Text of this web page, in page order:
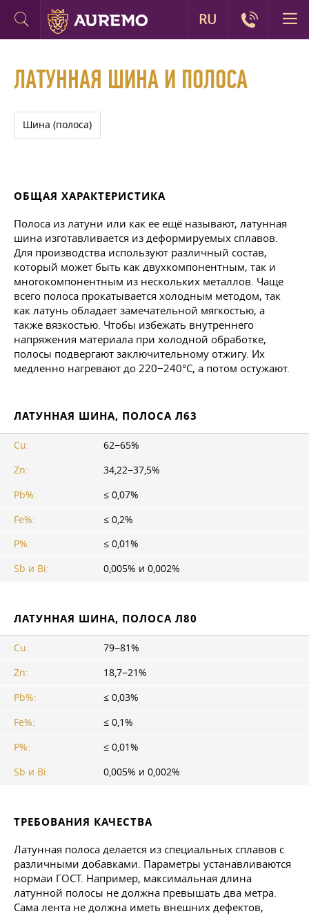
ЛАТУННАЯ ШИНА И ПОЛОСА
Шина (полоса)
ОБЩАЯ ХАРАКТЕРИСТИКА
Полоса из латуни или как ее ещё называют, латунная
шина изготавливается из деформируемых сплавов.
Для производства используют различный состав,
который может быть как двухкомпонентным, так и
многокомпонентным из нескольких металлов. Чаще
всего полоса прокатывается холодным методом, так
как латунь обладает замечательной мягкостью, а
также вязкостью. Чтобы избежать внутреннего
напряжения материала при холодной обработке,
полосы подвергают заключительному отжигу. Их
медленно нагревают до 220−240°С, а потом остужают.
ЛАТУННАЯ ШИНА, ПОЛОСА Л63
Сu:
62−65%
Zn:
34,22−37,5%
Pb%:
≤ 0,07%
Fe%:
≤ 0,2%
P%:
≤ 0,01%
Sb и Bi:
0,005% и 0,002%
ЛАТУННАЯ ШИНА, ПОЛОСА Л80
Сu:
79−81%
Zn:
18,7−21%
Pb%:
≤ 0,03%
Fe%:
≤ 0,1%
P%:
≤ 0,01%
Sb и Bi:
0,005% и 0,002%
ТРЕБОВАНИЯ КАЧЕСТВА
Латунная полоса делается из специальных сплавов с
различными добавками. Параметры устанавливаются
нормаи ГОСТ. Например, максимальная длина
латунной полосы не должна превышать два метра.
Сама лента не должна иметь внешних дефектов,
RU